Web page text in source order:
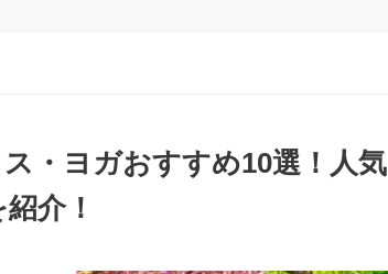
・ヨガおすすめ10選！人気
介！